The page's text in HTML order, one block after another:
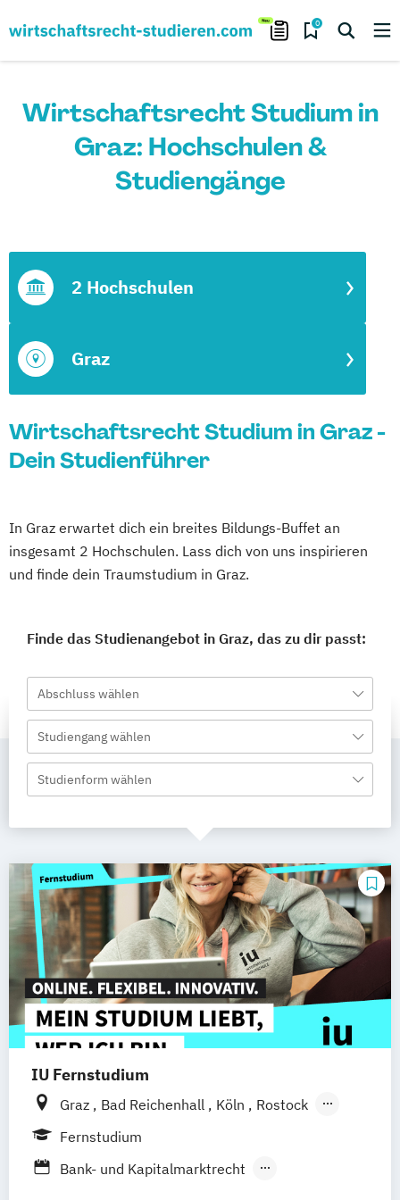
0
Wirtschaftsrecht Studium in
Graz: Hochschulen &
Studiengänge
Graz
2 Hochschulen
Wirtschaftsrecht Studium in Graz -
Dein Studienführer
In Graz erwartet dich ein breites Bildungs-Buffet an
insgesamt 2 Hochschulen. Lass dich von uns inspirieren
und finde dein Traumstudium in Graz.
Finde das Studienangebot in Graz, das zu dir passt:
Abschluss wählen
Studiengang wählen
Studienform wählen
IU Fernstudium
Graz Bad Reichenhall Köln
Rostock
Freiburg
Bielefeld Deggendorf Karlsruhe
Fernstudium
Bank- und Kapitalmarktrecht